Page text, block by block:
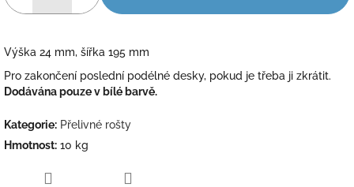
Výška 24 mm, šířka 195 mm
Pro zakončení poslední podélné desky, pokud je třeba ji zkrátit.
Dodávána pouze v bílé barvě.
Kategorie: Přelivné rošty
Hmotnost: 10 kg